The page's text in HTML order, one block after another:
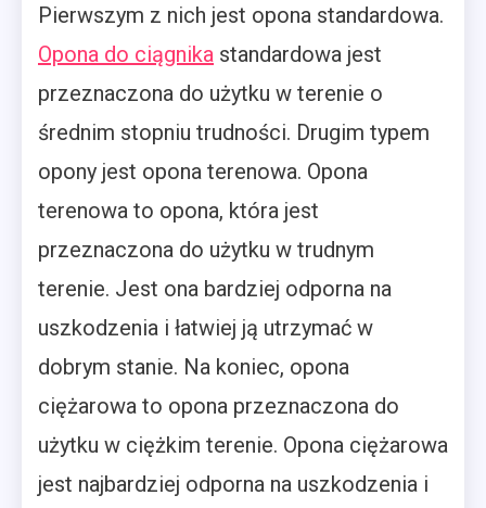
Pierwszym z nich jest opona standardowa.
Opona do ciągnika standardowa jest
przeznaczona do użytku w terenie o
średnim stopniu trudności. Drugim typem
opony jest opona terenowa. Opona
terenowa to opona, która jest
przeznaczona do użytku w trudnym
terenie. Jest ona bardziej odporna na
uszkodzenia i łatwiej ją utrzymać w
dobrym stanie. Na koniec, opona
ciężarowa to opona przeznaczona do
użytku w ciężkim terenie. Opona ciężarowa
jest najbardziej odporna na uszkodzenia i